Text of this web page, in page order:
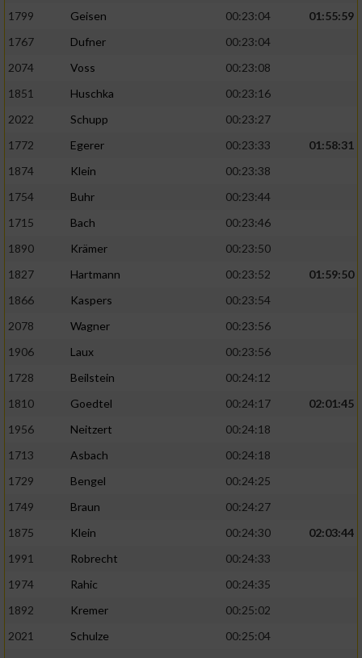
1799
Geisen 00:23:04
01:55:59
1767
Dufner
00:23:04
2074
Voss
00:23:08
1851
Huschka
00:23:16
2022
Schupp
00:23:27
1772
Egerer 00:23:33
01:58:31
1874
Klein
00:23:38
1754
Buhr
00:23:44
1715
Bach
00:23:46
1890
Krämer
00:23:50
1827
Hartmann 00:23:52
01:59:50
1866
Kaspers
00:23:54
2078
Wagner
00:23:56
1906
Laux
00:23:56
1728
Beilstein
00:24:12
1810
Goedtel 00:24:17
02:01:45
1956
Neitzert
00:24:18
1713
Asbach
00:24:18
1729
Bengel
00:24:25
1749
Braun
00:24:27
1875
Klein 00:24:30
02:03:44
1991
Robrecht
00:24:33
1974
Rahic
00:24:35
1892
Kremer
00:25:02
2021
Schulze
00:25:04